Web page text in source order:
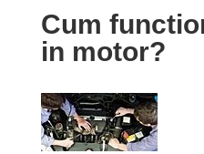
Cum
in motor?